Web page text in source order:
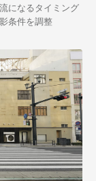
になるタイミング
条件を調整